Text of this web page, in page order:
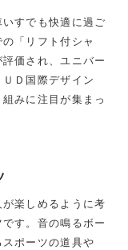
すでも快適に過ご
「リフト付シャ
価され、ユニバー
Ｄ国際デザイン
みに注目が集まっ
楽しめるように考
す。音の鳴るボー
ポーツの道具や